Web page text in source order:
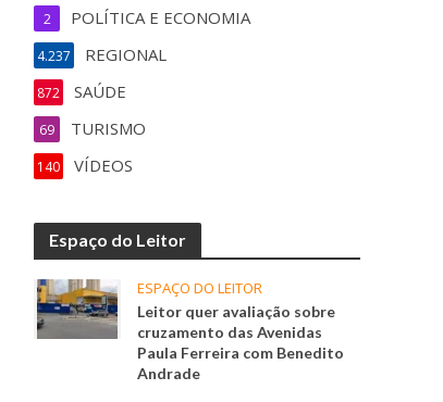
POLÍTICA E ECONOMIA
2
REGIONAL
4.237
SAÚDE
872
TURISMO
69
VÍDEOS
140
Espaço do Leitor
ESPAÇO DO LEITOR
Leitor quer avaliação sobre
cruzamento das Avenidas
Paula Ferreira com Benedito
Andrade